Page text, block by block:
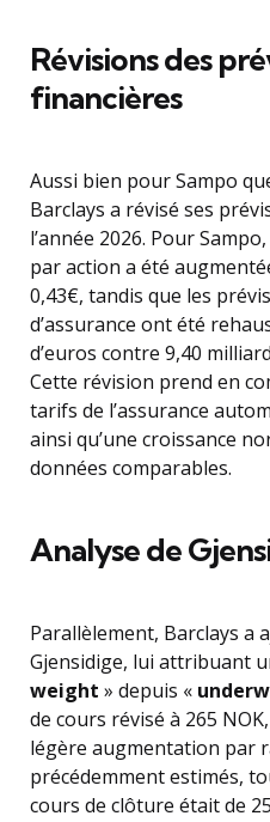
Révisions des
financières
Aussi bien pour Sampo
Barclays a révisé ses
l’année 2026. Pour
par action a été
0,43€, tandis que les
d’assurance ont été
d’euros contre 9,40
Cette révision prend en
tarifs de l’assurance
ainsi qu’une croissance
données comparables.
Analyse de
Parallèlement, Barclays a
Gjensidige, lui attribuant
weight » depuis «
de cours révisé à 265
légère augmentation par
précédemment estimés,
cours de clôture était de